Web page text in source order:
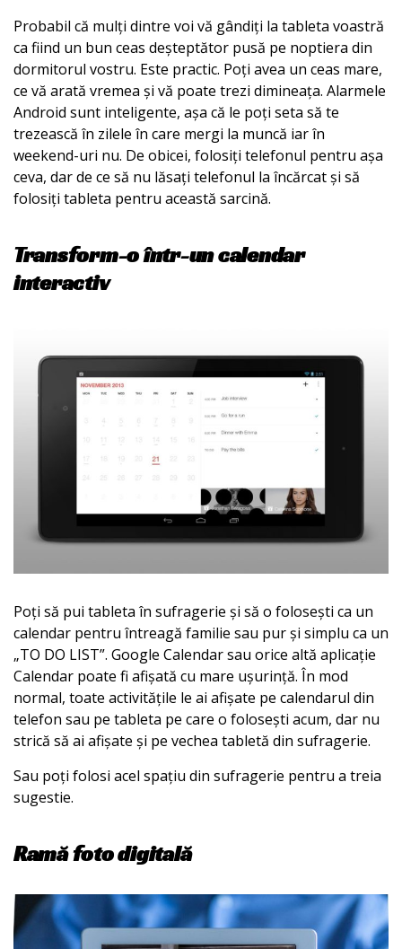
Probabil că mulți dintre voi vă gândiți la tableta voastră
ca fiind un bun ceas deșteptător pusă pe noptiera din
dormitorul vostru. Este practic. Poți avea un ceas mare,
ce vă arată vremea și vă poate trezi dimineața. Alarmele
Android sunt inteligente, așa că le poți seta să te
trezească în zilele în care mergi la muncă iar în
weekend-uri nu. De obicei, folosiți telefonul pentru așa
ceva, dar de ce să nu lăsați telefonul la încărcat și să
folosiți tableta pentru această sarcină.
Transform-o într-un calendar
interactiv
Poți să pui tableta în sufragerie și să o folosești ca un
calendar pentru întreagă familie sau pur și simplu ca un
„TO DO LIST”. Google Calendar sau orice altă aplicație
Calendar poate fi afișată cu mare ușurință. În mod
normal, toate activitățile le ai afișate pe calendarul din
telefon sau pe tableta pe care o folosești acum, dar nu
strică să ai afișate și pe vechea tabletă din sufragerie.
Sau poți folosi acel spațiu din sufragerie pentru a treia
sugestie.
Ramă foto digitală